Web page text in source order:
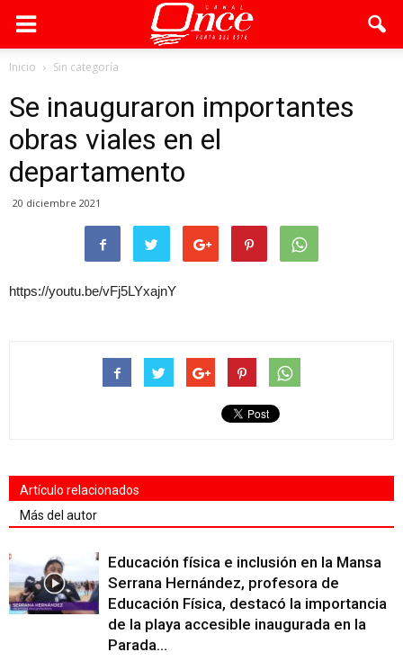
Inicio Sin categoría
Se inauguraron importantes
obras viales en el
departamento
20 diciembre 2021
https://youtu.be/vFj5LYxajnY
Artículo relacionados
Más del autor
Educación física e inclusión en la Mansa
Serrana Hernández, profesora de
Educación Física, destacó la importancia
de la playa accesible inaugurada en la
Parada...